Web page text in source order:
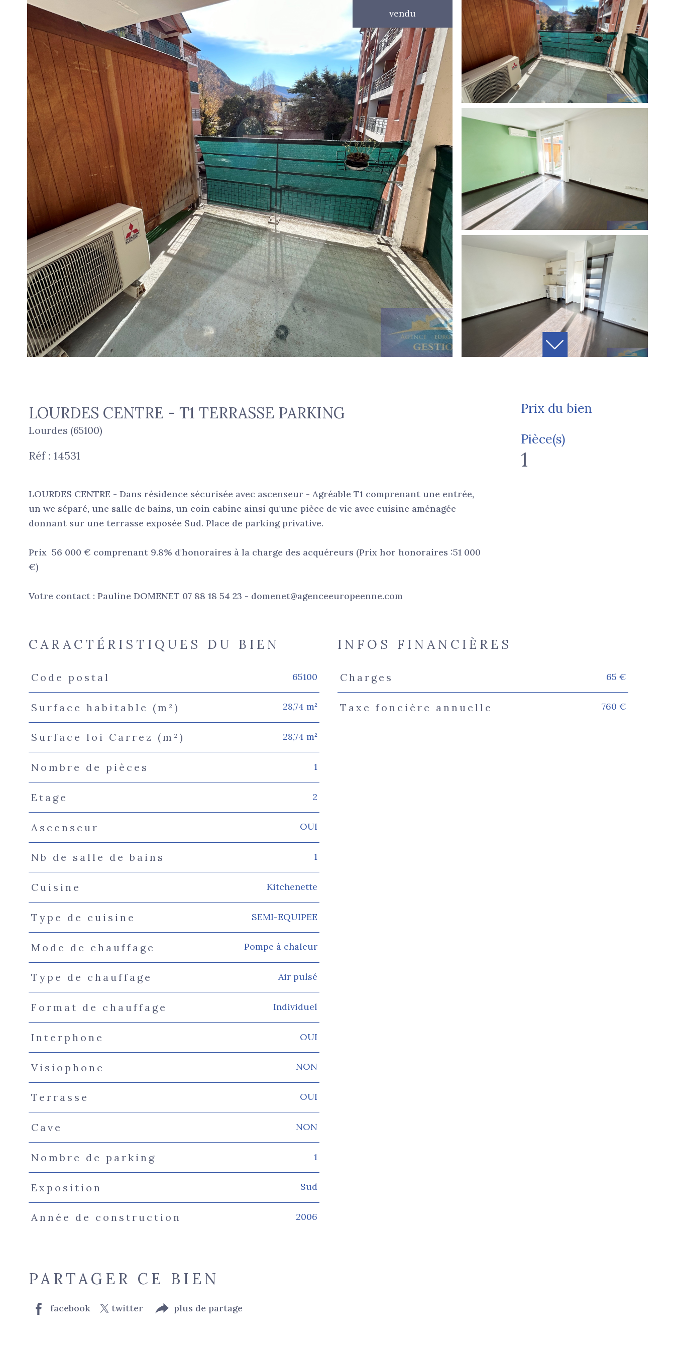
voir les4annonces
Appartement 65100 - Lourdes
réinitialiser les
filtres
vendu
LOURDES CENTRE - T1 TERRASSE PARKING
Lourdes (65100)
Réf : 14531
LOURDES CENTRE - Dans résidence sécurisée avec ascenseur - Agréable T1 comprenant une entrée,
un wc séparé, une salle de bains, un coin cabine ainsi qu'une pièce de vie avec cuisine aménagée
donnant sur une terrasse exposée Sud. Place de parking privative.
Prix 56 000 € comprenant 9.8% d'honoraires à la charge des acquéreurs (Prix hor honoraires :51 000
€)
Votre contact : Pauline DOMENET 07 88 18 54 23 - domenet@agenceeuropeenne.com
Prix du bien
Pièce(s)
1
CARACTÉRISTIQUES DU BIEN
Caractéristiques
Code postal 65100
Surface habitable (m²) 28,74 m²
Surface loi Carrez (m²) 28,74 m²
Nombre de pièces 1
Etage 2
Ascenseur OUI
Nb de salle de bains 1
Cuisine Kitchenette
Type de cuisine SEMI-EQUIPEE
Mode de chauffage Pompe à chaleur
Type de chauffage Air pulsé
Format de chauffage Individuel
Interphone OUI
Visiophone NON
Terrasse OUI
Cave NON
Nombre de parking 1
Exposition Sud
Année de construction 2006
INFOS FINANCIÈRES
Caractéristiques
Charges 65 €
Taxe foncière annuelle 760 €
PARTAGER CE BIEN
facebook twitter plus de partage